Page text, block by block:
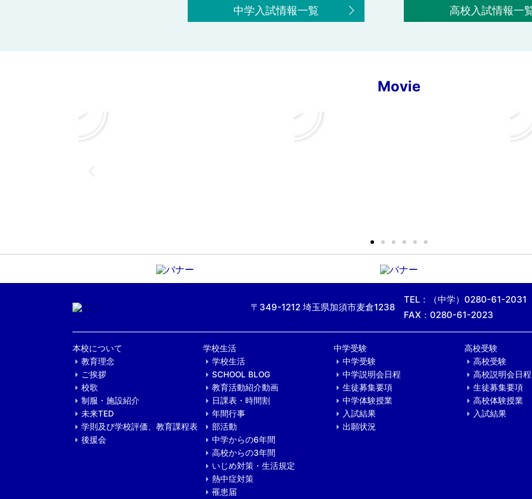
中学入試情報一覧 高校入試情報一
Movie
〒349-1212 埼玉県加須市麦倉1238
TEL：（中学）0280-61-
FAX：0280-61-2023
本校について
教育理念
ご挨拶
校歌
制服・施設紹介
未来TED
学則及び学校評価、教育課程表
後援会
学校生活
学校生活
SCHOOL BLOG
教育活動紹介動画
日課表・時間割
年間行事
部活動
中学からの6年間
高校からの3年間
いじめ対策・生活規定
熱中症対策
罹患届
中学受験
中学受験
中学説明会日程
生徒募集要項
中学体験授業
入試結果
出願状況
高校受験
高校受験
高校説明会日程
生徒募集要項
高校体験授業
入試結果